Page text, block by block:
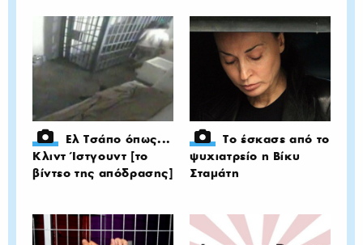
Ελ Τσάπο όπως...
Κλιντ Ίστγουντ [το
βίντεο της απόδρασης]
Το έσκασε από το
ψυχιατρείο η Βίκυ
Σταμάτη